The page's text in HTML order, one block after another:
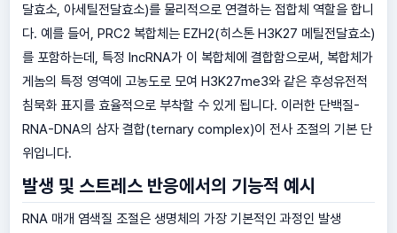
달효소, 아세틸전달효소)를 물리적으로 연결하는 접합체 역할을 합니
다. 예를 들어, PRC2 복합체는 EZH2(히스톤 H3K27 메틸전달효소)
를 포함하는데, 특정 lncRNA가 이 복합체에 결합함으로써, 복합체가
게놈의 특정 영역에 고농도로 모여 H3K27me3와 같은 후성유전적
침묵화 표지를 효율적으로 부착할 수 있게 됩니다. 이러한 단백질-
RNA-DNA의 삼자 결합(ternary complex)이 전사 조절의 기본 단
위입니다.
발생 및 스트레스 반응에서의 기능적 예시
RNA 매개 염색질 조절은 생명체의 가장 기본적인 과정인 발생